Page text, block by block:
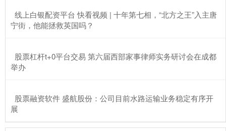
​线上白银配资平台 快看视频 | 十年第七相，“北方之王”入主唐
宁街，他能拯救英国吗？
​股票杠杆t+0平台交易 第六届西部家事律师实务研讨会在成都
举办
​股票融资软件 盛航股份：公司目前水路运输业务稳定有序开
展